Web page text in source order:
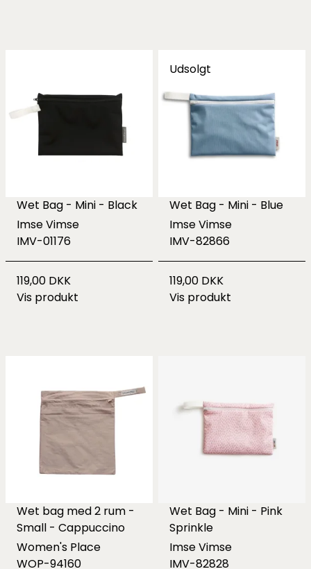
Wet Bag - Mini - Black
Imse Vimse
IMV-01176
119,00 DKK
Vis produkt
Udsolgt
Wet Bag - Mini - Blue
Imse Vimse
IMV-82866
119,00 DKK
Vis produkt
Wet bag med 2 rum -
Small - Cappuccino
Women's Place
WOP-94160
Wet Bag - Mini - Pink
Sprinkle
Imse Vimse
IMV-82828